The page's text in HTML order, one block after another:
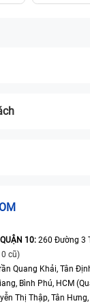
kính
10: 260 Đường 3
cũ)
Quang Khải, Tân
Bình Phú, HCM
Thị Thập, Tân